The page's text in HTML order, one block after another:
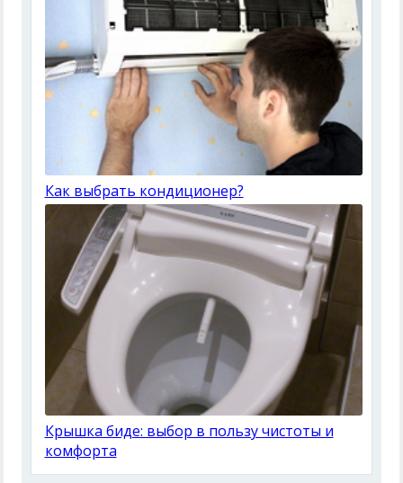
Как выбрать кондиционер?
Крышка биде: выбор в пользу чистоты и
комфорта